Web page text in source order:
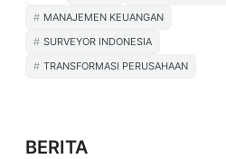
MANAJEMEN KEUANGAN
SURVEYOR INDONESIA
TRANSFORMASI PERUSAHAAN
BERITA